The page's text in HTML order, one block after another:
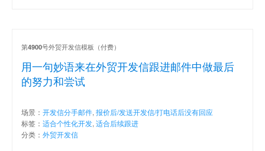
用一句妙语来在外贸开发信跟进邮件中做最后
的努力和尝试
第4900号外贸开发信模板（付费）
场景： 开发信分手邮件, 报价后/发送开发信/打电话后没有回应
标签： 适合个性化开发, 适合后续跟进
分类： 外贸开发信